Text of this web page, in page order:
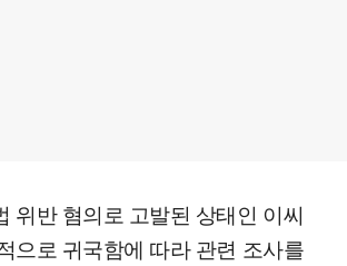
위반 혐의로 고발된 상태인 이씨
으로 귀국함에 따라 관련 조사를